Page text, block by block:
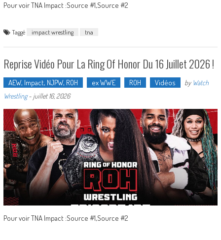
Pour voir TNA Impact :Source #1,Source #2
Taggé impact wrestling tna
Reprise Vidéo Pour La Ring Of Honor Du 16 Juillet 2026 !
AEW, Impact, NJPW, ROH ex WWE ROH Vidéos by Watch
Wrestling- juillet 16, 2026
Pour voir TNA Impact :Source #1,Source #2